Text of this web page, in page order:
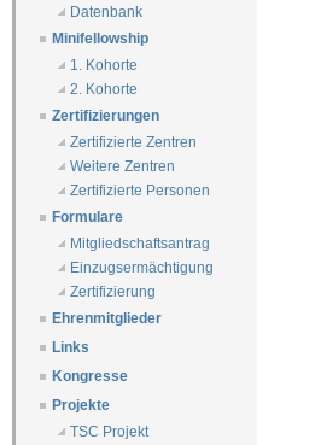
Datenbank
Minifellowship
1. Kohorte
2. Kohorte
Zertifizierungen
Zertifizierte Zentren
Weitere Zentren
Zertifizierte Personen
Formulare
Mitgliedschaftsantrag
Einzugsermächtigung
Zertifizierung
Ehrenmitglieder
Links
Kongresse
Projekte
TSC Projekt